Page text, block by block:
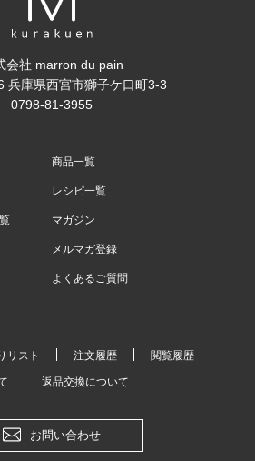
会社 marron du pain
兵庫県西宮市獅子ケ口町3-3
0798-81-3955
商品一覧
レシピ一覧
マガジン
メルマガ登録
よくあるご質問
リスト 注文履歴 閲覧履歴
返品交換について
お問い合わせ